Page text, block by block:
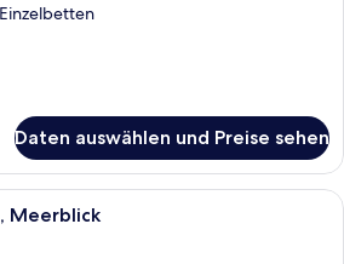
Daten auswählen und Preise sehen
Ein modernes Wohnzimmer mit
Meerblick